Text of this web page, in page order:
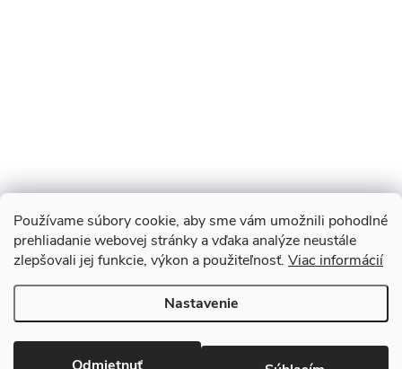
Používame súbory cookie, aby sme vám umožnili pohodlné
prehliadanie webovej stránky a vďaka analýze neustále
zlepšovali jej funkcie, výkon a použiteľnosť. Viac informácií
Nastavenie
Sledovať na Instagrame
Copyright 2026Monopod.sk. Všetky práva vyhradené.Upraviť
nastavenie cookies